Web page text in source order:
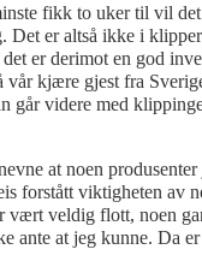
fikk to uker til vil det
Det er altså ikke i
er derimot en god
vår kjære gjest fra
går videre med
at noen
forstått viktigheten av
vært veldig flott, noen
ante at jeg kunne. Da